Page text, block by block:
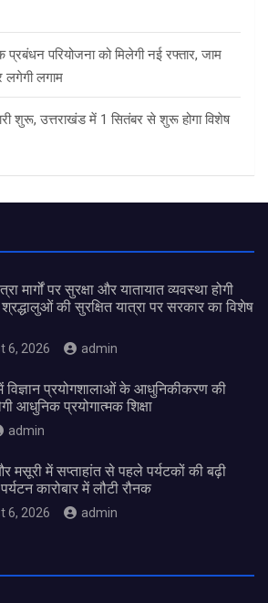
प्रबंधन परियोजना को मिलेगी नई रफ्तार, जाम
लगाम
शुरू, उत्तराखंड में 1 सितंबर से शुरू होगा विशेष
मार्गों पर सुरक्षा और यातायात व्यवस्था होगी
की सुरक्षित यात्रा पर सरकार का विशेष
6, 2026 admin
विज्ञान प्रयोगशालाओं के आधुनिकीकरण की
आधुनिक प्रयोगात्मक शिक्षा
admin
मसूरी में सप्ताहांत से पहले पर्यटकों की बढ़ी
कारोबार में लौटी रौनक
6, 2026 admin